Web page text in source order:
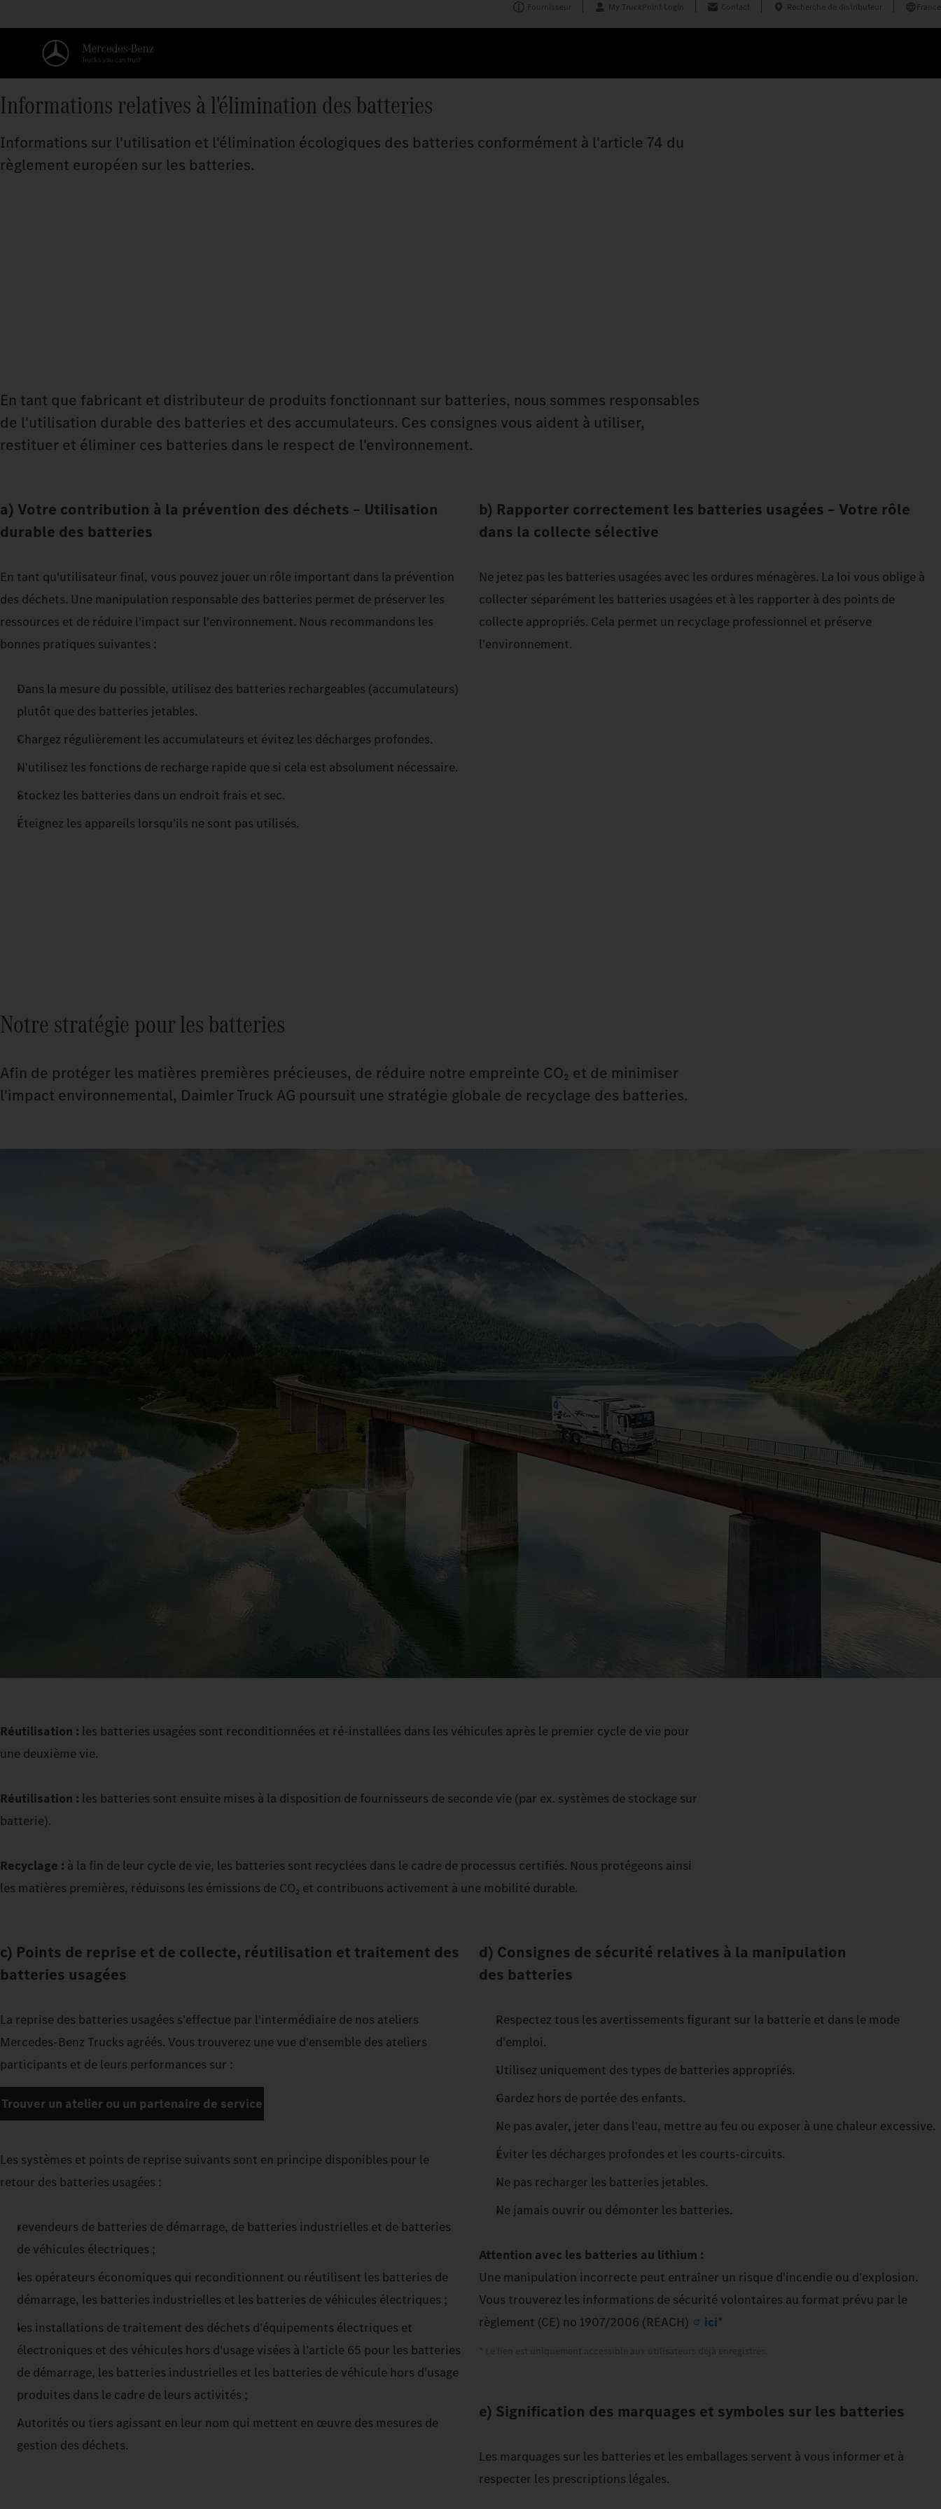
Fournisseur My TruckPoint Login Contact Recherche de distributeur France
Informations relatives à l'élimination des batteries
Informations sur l'utilisation et l'élimination écologiques des batteries conformément à l'article 74 du
règlement européen sur les batteries.
En tant que fabricant et distributeur de produits fonctionnant sur batteries, nous sommes responsables
de l'utilisation durable des batteries et des accumulateurs. Ces consignes vous aident à utiliser,
restituer et éliminer ces batteries dans le respect de l'environnement.
a) Votre contribution à la prévention des déchets – Utilisation
durable des batteries
En tant qu'utilisateur final, vous pouvez jouer un rôle important dans la prévention
des déchets. Une manipulation responsable des batteries permet de préserver les
ressources et de réduire l'impact sur l'environnement. Nous recommandons les
bonnes pratiques suivantes :
Dans la mesure du possible, utilisez des batteries rechargeables (accumulateurs)
plutôt que des batteries jetables.
Chargez régulièrement les accumulateurs et évitez les décharges profondes.
N'utilisez les fonctions de recharge rapide que si cela est absolument nécessaire.
Stockez les batteries dans un endroit frais et sec.
Éteignez les appareils lorsqu'ils ne sont pas utilisés.
b) Rapporter correctement les batteries usagées – Votre rôle
dans la collecte sélective
Ne jetez pas les batteries usagées avec les ordures ménagères. La loi vous oblige à
collecter séparément les batteries usagées et à les rapporter à des points de
collecte appropriés. Cela permet un recyclage professionnel et préserve
l'environnement.
Notre stratégie pour les batteries
Afin de protéger les matières premières précieuses, de réduire notre empreinte CO₂ et de minimiser
l'impact environnemental, Daimler Truck AG poursuit une stratégie globale de recyclage des batteries.
Réutilisation : les batteries usagées sont reconditionnées et ré-installées dans les véhicules après le premier cycle de vie pour
une deuxième vie.
Réutilisation : les batteries sont ensuite mises à la disposition de fournisseurs de seconde vie (par ex. systèmes de stockage sur
batterie).
Recyclage : à la fin de leur cycle de vie, les batteries sont recyclées dans le cadre de processus certifiés. Nous protégeons ainsi
les matières premières, réduisons les émissions de CO₂ et contribuons activement à une mobilité durable.
c) Points de reprise et de collecte, réutilisation et traitement des
batteries usagées
La reprise des batteries usagées s'effectue par l'intermédiaire de nos ateliers
Mercedes-Benz Trucks agréés. Vous trouverez une vue d'ensemble des ateliers
participants et de leurs performances sur :
Trouver un atelier ou un partenaire de service
Les systèmes et points de reprise suivants sont en principe disponibles pour le
retour des batteries usagées :
revendeurs de batteries de démarrage, de batteries industrielles et de batteries
de véhicules électriques ;
les opérateurs économiques qui reconditionnent ou réutilisent les batteries de
démarrage, les batteries industrielles et les batteries de véhicules électriques ;
les installations de traitement des déchets d'équipements électriques et
électroniques et des véhicules hors d'usage visées à l'article 65 pour les batteries
de démarrage, les batteries industrielles et les batteries de véhicule hors d'usage
produites dans le cadre de leurs activités ;
Autorités ou tiers agissant en leur nom qui mettent en œuvre des mesures de
gestion des déchets.
d) Consignes de sécurité relatives à la manipulation
des batteries
Respectez tous les avertissements figurant sur la batterie et dans le mode
d'emploi.
Utilisez uniquement des types de batteries appropriés.
Gardez hors de portée des enfants.
Ne pas avaler, jeter dans l'eau, mettre au feu ou exposer à une chaleur excessive.
Éviter les décharges profondes et les courts-circuits.
Ne pas recharger les batteries jetables.
Ne jamais ouvrir ou démonter les batteries.
Attention avec les batteries au lithium :
Une manipulation incorrecte peut entraîner un risque d'incendie ou d'explosion.
Vous trouverez les informations de sécurité volontaires au format prévu par le
règlement (CE) no 1907/2006 (REACH)
ici*
e) Signification des marquages et symboles sur les batteries
Les marquages sur les batteries et les emballages servent à vous informer et à
respecter les prescriptions légales.